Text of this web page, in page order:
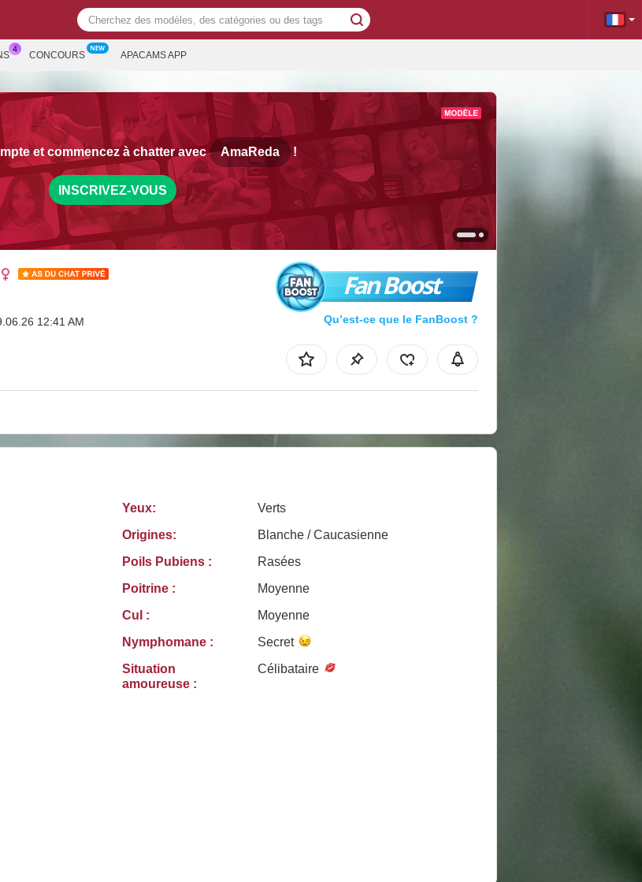
CONCOURS APACAMS APP
et commencez à chatter avec AmaReda !
INSCRIVEZ-VOUS
12:41 AM
Fan Boost
Qu’est-ce que le FanBoost ?
Yeux:
Verts
Origines:
Blanche / Caucasienne
Poils Pubiens :
Rasées
Poitrine :
Moyenne
Cul :
Moyenne
Nymphomane :
Secret
Situation
amoureuse :
Célibataire